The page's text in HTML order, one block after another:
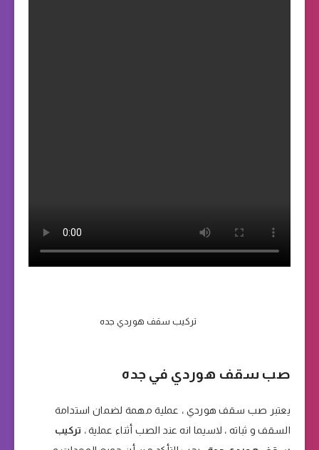
تركيب سقف هوردي جده
صب سقف هوردي في جده
يعتبر صب سقف هوردي ، عملية مهمة لضمان استدامة
السقف و ثباته ، لاسيما انه عند الصب أثناء عملية ، تركيب